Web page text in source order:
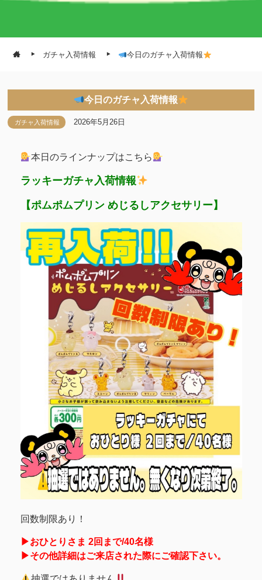
ガチャ入荷情報 今日のガチャ入荷情報
今日のガチャ入荷情報
ガチャ入荷情報 2026年5月26日
本日のラインナップはこちら
ラッキーガチャ入荷情報
【ポムポムプリン めじるしアクセサリー】
回数制限あり！
▶︎おひとりさま 2回まで/40名様
▶︎その他詳細はご来店された際にご確認下さい。